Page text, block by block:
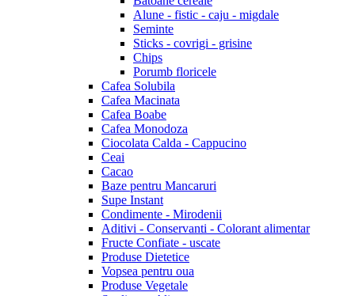
Alune - fistic - caju - migdale
Seminte
Sticks - covrigi - grisine
Chips
Porumb floricele
Cafea Solubila
Cafea Macinata
Cafea Boabe
Cafea Monodoza
Ciocolata Calda - Cappucino
Ceai
Cacao
Baze pentru Mancaruri
Supe Instant
Condimente - Mirodenii
Aditivi - Conservanti - Colorant alimentar
Fructe Confiate - uscate
Produse Dietetice
Vopsea pentru oua
Produse Vegetale